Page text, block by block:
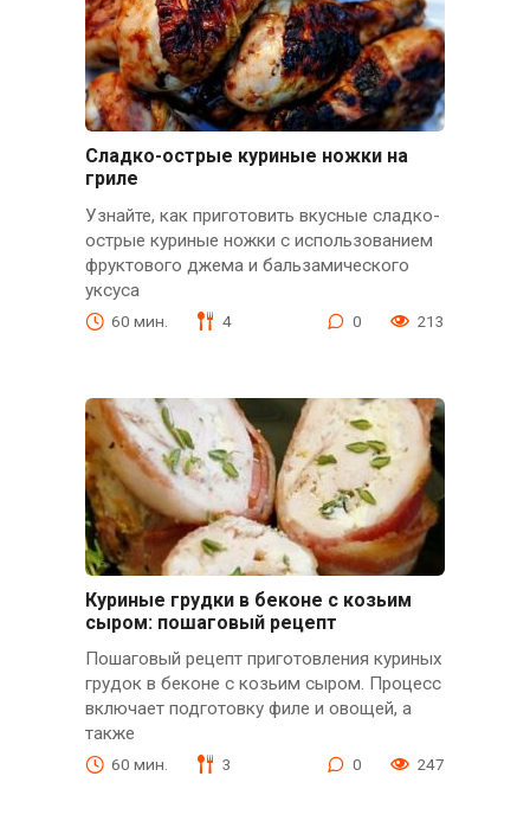
Сладко-острые куриные ножки на
гриле
Узнайте, как приготовить вкусные сладко-
острые куриные ножки с использованием
фруктового джема и бальзамического
уксуса
60 мин. 4 0 213
Куриные грудки в беконе с козьим
сыром: пошаговый рецепт
Пошаговый рецепт приготовления куриных
грудок в беконе с козьим сыром. Процесс
включает подготовку филе и овощей, а
также
60 мин. 3 0 247